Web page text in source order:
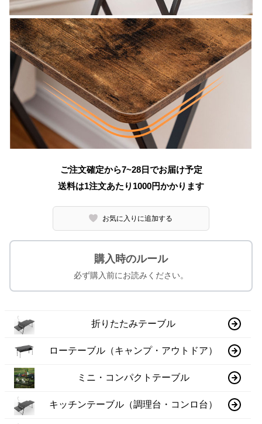
ご注文確定から7~28日でお届け予定
送料は1注文あたり 1000円かかります
お気に入りに追加する
購入時のルール
必ず購入前にお読みください。
折りたたみテーブル
ローテーブル（キャンプ・アウトドア）
ミニ・コンパクトテーブル
キッチンテーブル（調理台・コンロ台）